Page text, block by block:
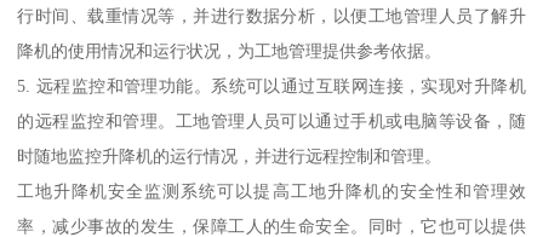
行时间、载重情况等，并进行数据分析，以便工地管理人员了解升
降机的使用情况和运行状况，为工地管理提供参考依据。
5. 远程监控和管理功能。系统可以通过互联网连接，实现对升降机
的远程监控和管理。工地管理人员可以通过手机或电脑等设备，随
时随地监控升降机的运行情况，并进行远程控制和管理。
工地升降机安全监测系统可以提高工地升降机的安全性和管理效
率，减少事故的发生，保障工人的生命安全。同时，它也可以提供